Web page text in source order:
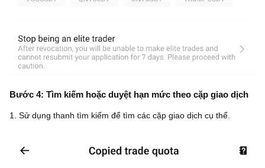
Bước 4: Tìm kiếm hoặc duyệt hạn mức theo cặp giao dịch
1. Sử dụng thanh tìm kiếm để tìm các cặp giao dịch cụ thể.